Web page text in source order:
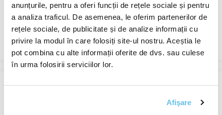
anunțurile, pentru a oferi funcții de rețele sociale și pentru
a analiza traficul. De asemenea, le oferim partenerilor de
rețele sociale, de publicitate și de analize informații cu
privire la modul în care folosiți site-ul nostru. Aceștia le
pot combina cu alte informații oferite de dvs. sau culese
în urma folosirii serviciilor lor.
Afişare
În stoc
de la 25,5 RON
Vizualizare
Coriandru, semințe RAW, CO₂